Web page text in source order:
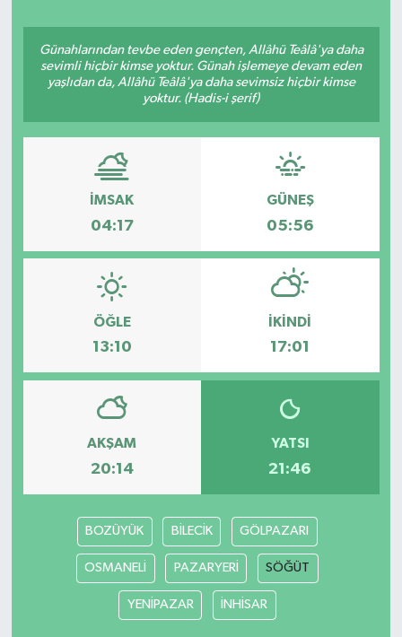
Günahlarından tevbe eden gençten, Allâhü Teâlâ'ya daha
sevimli hiçbir kimse yoktur. Günah işlemeye devam eden
yaşlıdan da, Allâhü Teâlâ'ya daha sevimsiz hiçbir kimse
yoktur. (Hadis-i şerif)
İMSAK
04:17
GÜNEŞ
05:56
ÖĞLE
13:10
İKINDI
17:01
AKŞAM
20:14
YATSI
21:46
BOZÜYÜK BİLECİK GÖLPAZARI
OSMANELİ PAZARYERİ SÖĞÜT
YENİPAZAR İNHİSAR
ÖZEL HABER
SAĞLIK
SPOR
YAŞAM VE ÇEVRE